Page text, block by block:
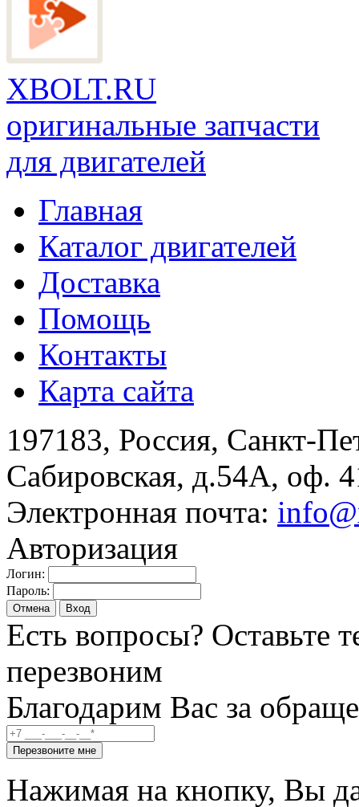
XBOLT.RU
оригинальные запчасти
для двигателей
Главная
Каталог двигателей
Доставка
Помощь
Контакты
Карта сайта
197183, Россия, Санкт-
Сабировская, д.54А, оф.
Электронная почта:
Авторизация
Логин:
Пароль:
Отмена Вход
Есть вопросы? Оставьте
перезвоним
Благодарим Вас за
Перезвоните мне
Нажимая на кнопку, Вы